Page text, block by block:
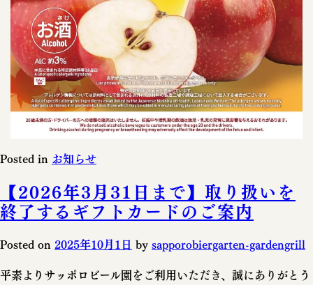
Posted in お知らせ
【2026年3月31日まで】取り扱いを
終了するギフトカードのご案内
Posted on 2025年10月1日 by sapporobiergarten-gardengrill
平素よりサッポロビール園をご利用いただき、誠にありがとう